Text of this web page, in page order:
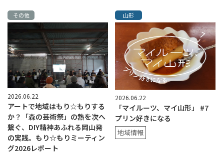
その他
2026.06.22
アートで地域はもり☆もりする
か？「森の芸術祭」の熱を次へ
繋ぐ、DIY精神あふれる岡山発
の実践。もり☆もりミーティン
グ2026レポート
山形
2026.06.22
「マイルーツ、マイ山形」 #7
プリン好きになる
地域情報